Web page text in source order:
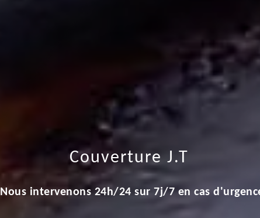
Couverture J.T
Nous intervenons 24h/24 sur 7j/7 en cas